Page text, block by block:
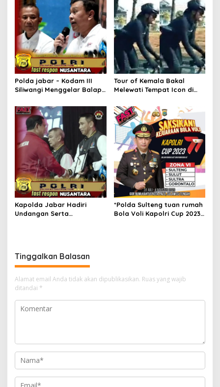
Polda jabar – Kodam III
Siliwangi Menggelar Balap
Ride 2023, Di Ikuti Lebih Dari
500 Peserta
Tour of Kemala Bakal
Melewati Tempat Icon di
Rekayasa Lalu Lintas
Kapolda Jabar Hadiri
Undangan Serta
*Polda Sulteng tuan rumah
Bola Voli Kapolri Cup 2023
Tinggalkan Balasan
Alamat email Anda tidak akan dipublikasikan. Ruas yang wajib
ditandai *